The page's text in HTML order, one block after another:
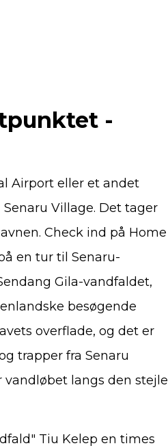
-
Airport eller et andet
Village. Det tager
Check ind på Home
en tur til Senaru-
Gila-vandfaldet,
besøgende
overflade, og det er
trapper fra Senaru
langs den stejle
Tiu Kelep en times